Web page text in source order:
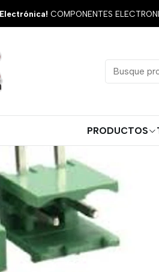
PRODUCTOS
COMPONENTES
Inicio Productos Miscelanea